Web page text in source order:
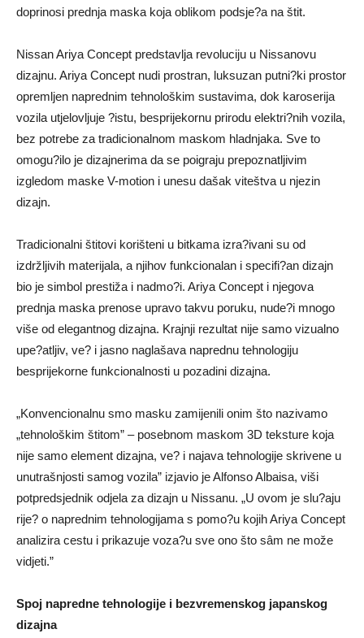
doprinosi prednja maska koja oblikom podsje?a na štit.
Nissan Ariya Concept predstavlja revoluciju u Nissanovu
dizajnu. Ariya Concept nudi prostran, luksuzan putni?ki prostor
opremljen naprednim tehnološkim sustavima, dok karoserija
vozila utjelovljuje ?istu, besprijekornu prirodu elektri?nih vozila,
bez potrebe za tradicionalnom maskom hladnjaka. Sve to
omogu?ilo je dizajnerima da se poigraju prepoznatljivim
izgledom maske V-motion i unesu dašak viteštva u njezin
dizajn.
Tradicionalni štitovi korišteni u bitkama izra?ivani su od
izdržljivih materijala, a njihov funkcionalan i specifi?an dizajn
bio je simbol prestiža i nadmo?i. Ariya Concept i njegova
prednja maska prenose upravo takvu poruku, nude?i mnogo
više od elegantnog dizajna. Krajnji rezultat nije samo vizualno
upe?atljiv, ve? i jasno naglašava naprednu tehnologiju
besprijekorne funkcionalnosti u pozadini dizajna.
„Konvencionalnu smo masku zamijenili onim što nazivamo
„tehnološkim štitom” – posebnom maskom 3D teksture koja
nije samo element dizajna, ve? i najava tehnologije skrivene u
unutrašnjosti samog vozila” izjavio je Alfonso Albaisa, viši
potpredsjednik odjela za dizajn u Nissanu. „U ovom je slu?aju
rije? o naprednim tehnologijama s pomo?u kojih Ariya Concept
analizira cestu i prikazuje voza?u sve ono što sâm ne može
vidjeti.”
Spoj napredne tehnologije i bezvremenskog japanskog
dizajna